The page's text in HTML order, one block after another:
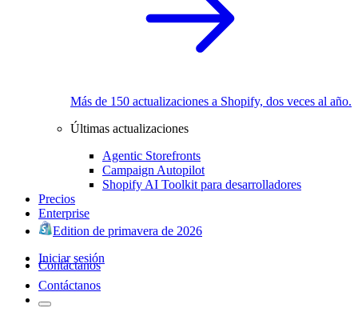
Más de 150 actualizaciones a Shopify, dos veces al año.
Últimas actualizaciones
Agentic Storefronts
Campaign Autopilot
Shopify AI Toolkit para desarrolladores
Precios
Enterprise
Edition de primavera de 2026
Iniciar sesión
Contáctanos
Contáctanos